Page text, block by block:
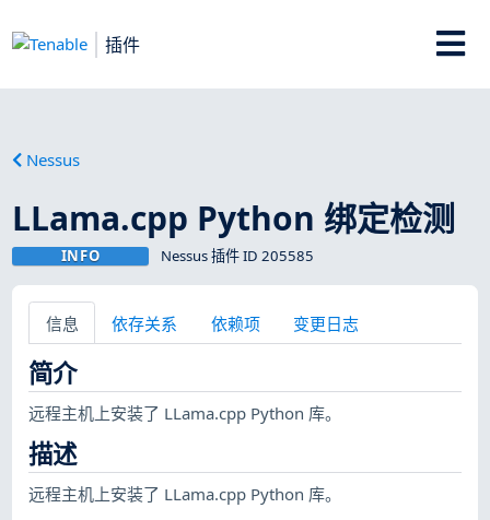
插件
Nessus
LLama.cpp Python 绑定检测
INFO Nessus 插件 ID 205585
信息 依存关系 依赖项 变更日志
简介
远程主机上安装了 LLama.cpp Python 库。
描述
远程主机上安装了 LLama.cpp Python 库。